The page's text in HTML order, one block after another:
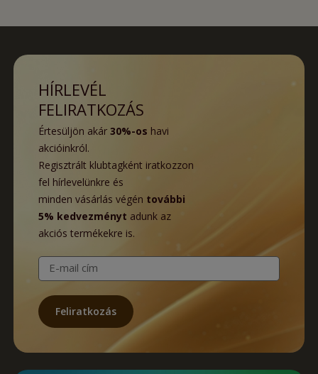
HÍRLEVÉL
FELIRATKOZÁS
Értesüljön akár 30%-os havi
akcióinkról.
Regisztrált klubtagként iratkozzon
fel hírlevelünkre és
minden vásárlás végén további
5% kedvezményt adunk az
akciós termékekre is.
E-mail cím
Feliratkozás